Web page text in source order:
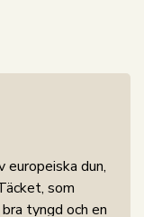
dun,
som
tyngd och en